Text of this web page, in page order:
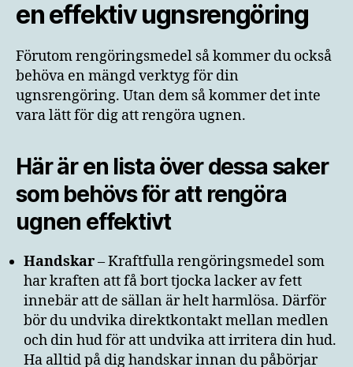
en effektiv ugnsrengöring
Förutom rengöringsmedel så kommer du också
behöva en mängd verktyg för din
ugnsrengöring. Utan dem så kommer det inte
vara lätt för dig att rengöra ugnen.
Här är en lista över dessa saker
som behövs för att rengöra
ugnen effektivt
Handskar– Kraftfulla rengöringsmedel som
har kraften att få bort tjocka lacker av fett
innebär att de sällan är helt harmlösa. Därför
bör du undvika direktkontakt mellan medlen
och din hud för att undvika att irritera din hud.
Ha alltid på dig handskar innan du påbörjar